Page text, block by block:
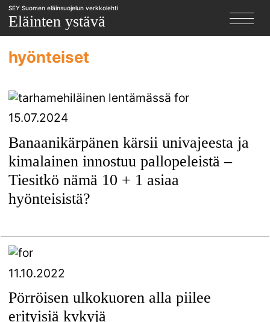
SEY Suomen eläinsuojelun verkkolehti
Eläinten ystävä
hyönteiset
15.07.2024
Banaanikärpänen kärsii univajeesta ja
kimalainen innostuu pallopeleistä –
Tiesitkö nämä 10 + 1 asiaa
hyönteisistä?
11.10.2022
Pörröisen ulkokuoren alla piilee
erityisiä kykyjä